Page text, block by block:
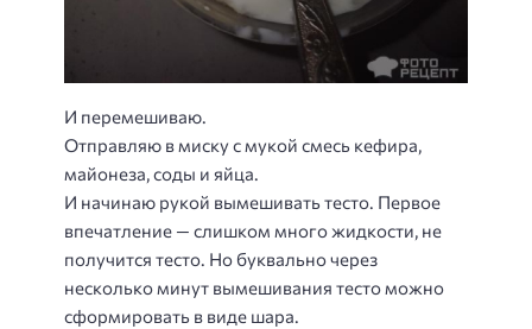
И перемешиваю.
Отправляю в миску с мукой смесь кефира,
майонеза, соды и яйца.
И начинаю рукой вымешивать тесто. Первое
впечатление — слишком много жидкости, не
получится тесто. Но буквально через
несколько минут вымешивания тесто можно
сформировать в виде шара.